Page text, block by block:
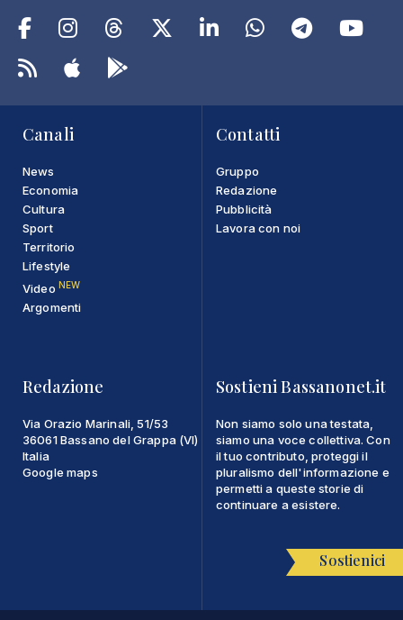
Canali
News
Economia
Cultura
Sport
Territorio
Lifestyle
Video NEW
Argomenti
Contatti
Gruppo
Redazione
Pubblicità
Lavora con noi
Redazione
Via Orazio Marinali, 51/53
36061 Bassano del Grappa (VI)
Italia
Google maps
Sostieni Bassanonet.it
Non siamo solo una testata,
siamo una voce collettiva. Con
il tuo contributo, proteggi il
pluralismo dell'informazione e
permetti a queste storie di
continuare a esistere.
Sostienici